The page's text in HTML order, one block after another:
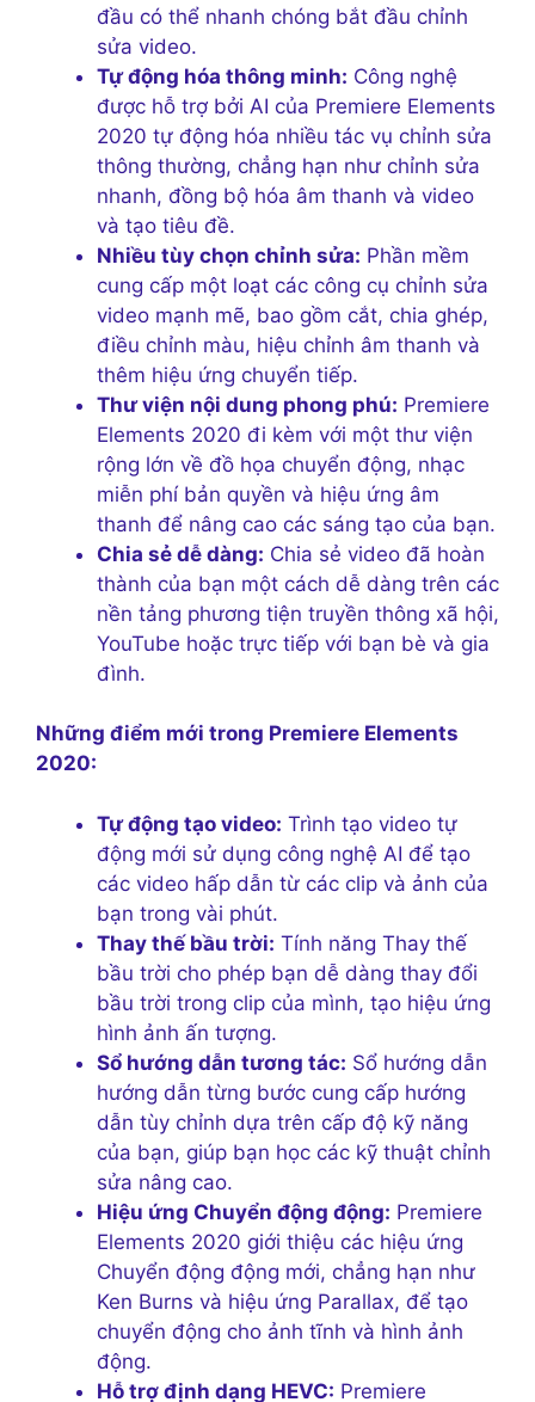
đầu có thể nhanh chóng bắt đầu chỉnh
sửa video.
Tự động hóa thông minh: Công nghệ
được hỗ trợ bởi AI của Premiere Elements
2020 tự động hóa nhiều tác vụ chỉnh sửa
thông thường, chẳng hạn như chỉnh sửa
nhanh, đồng bộ hóa âm thanh và video
và tạo tiêu đề.
Nhiều tùy chọn chỉnh sửa: Phần mềm
cung cấp một loạt các công cụ chỉnh sửa
video mạnh mẽ, bao gồm cắt, chia ghép,
điều chỉnh màu, hiệu chỉnh âm thanh và
thêm hiệu ứng chuyển tiếp.
Thư viện nội dung phong phú: Premiere
Elements 2020 đi kèm với một thư viện
rộng lớn về đồ họa chuyển động, nhạc
miễn phí bản quyền và hiệu ứng âm
thanh để nâng cao các sáng tạo của bạn.
Chia sẻ dễ dàng: Chia sẻ video đã hoàn
thành của bạn một cách dễ dàng trên các
nền tảng phương tiện truyền thông xã hội,
YouTube hoặc trực tiếp với bạn bè và gia
đình.
Những điểm mới trong Premiere Elements
2020:
Tự động tạo video: Trình tạo video tự
động mới sử dụng công nghệ AI để tạo
các video hấp dẫn từ các clip và ảnh của
bạn trong vài phút.
Thay thế bầu trời: Tính năng Thay thế
bầu trời cho phép bạn dễ dàng thay đổi
bầu trời trong clip của mình, tạo hiệu ứng
hình ảnh ấn tượng.
Sổ hướng dẫn tương tác: Sổ hướng dẫn
hướng dẫn từng bước cung cấp hướng
dẫn tùy chỉnh dựa trên cấp độ kỹ năng
của bạn, giúp bạn học các kỹ thuật chỉnh
sửa nâng cao.
Hiệu ứng Chuyển động động: Premiere
Elements 2020 giới thiệu các hiệu ứng
Chuyển động động mới, chẳng hạn như
Ken Burns và hiệu ứng Parallax, để tạo
chuyển động cho ảnh tĩnh và hình ảnh
động.
Hỗ trợ định dạng HEVC: Premiere